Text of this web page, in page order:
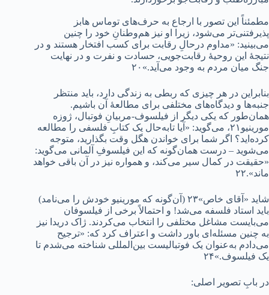
مطمئناً این تصور با ارجاع به حرف‌های توماس هابز
پذیرفتنی‌تر می‌شود، زیرا او نیز هم‌وطنانِ خود را چنین
می‌بینید: «مداوم درحالِ رقابت برای کسب افتخار هستند و در
نتیجۀ این روحیۀ رقابت‌جویی، حسادت و نفرت و در نهایت
جنگ میان مردم به وجود می‌آید.»۲۰
بنابراین در هر چیزی که ربطی به زندگی دارد، باید منتظر
جنبه‌ها و دیدگاه‌های مختلفی برای مطالعۀ آن باشیم.
همان‌طور که یکی دیگر از فیلسوف‌-مربیانِ فوتبال، ژوزه
مورینیو۲۱، می‌گوید: «آیا تابه‌حال یک کتابِ فلسفی را مطالعه
کرده‌اید؟ اگر شما برای خواندن هگل وقت بگذارید، متوجه
می‌شوید – درست همان‌گونه که این فیلسوفِ آلمانی می‌گوید:
«حقیقت در کمال سیر می‌کند، و همواره نیز در آن باقی خواهد
ماند».۲۲
شاید «آقای خاص»۲۳ (آن‌گونه که مورینیو خودش را می‌نامد)
باید استاد فلسفه می‌شد! و احتمالاً برخی از فیلسوفان
می‌بایست مشاغل مختلفی را انتخاب می‌کردند. ژاک دریدا نیز
به چنین مسئله‌ای باور داشت و اعتراف کرد که: «ترجیح
می‌دادم به‌عنوان یک فوتبالیست بین‌المللی شناخته می‌شدم تا
یک فیلسوف.»۲۴
در بابِ تصویر اصلی: